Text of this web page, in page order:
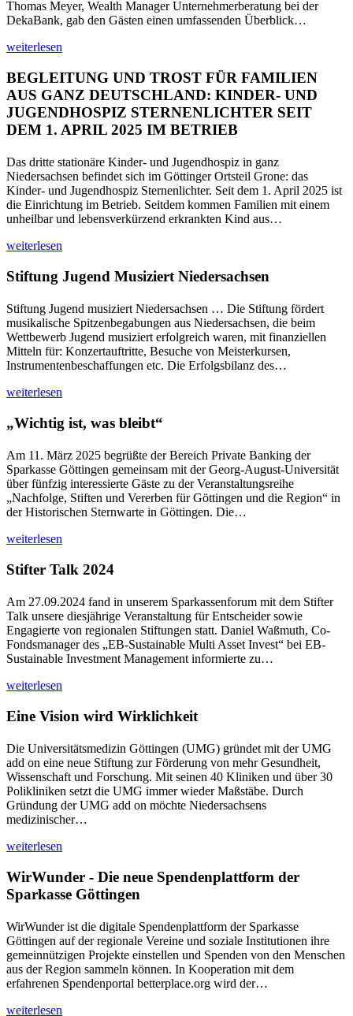
Thomas Meyer, Wealth Manager Unternehmerberatung bei der
DekaBank, gab den Gästen einen umfassenden Überblick…
weiterlesen
BEGLEITUNG UND TROST FÜR FAMILIEN
AUS GANZ DEUTSCHLAND: KINDER- UND
JUGENDHOSPIZ STERNENLICHTER SEIT
DEM 1. APRIL 2025 IM BETRIEB
Das dritte stationäre Kinder- und Jugendhospiz in ganz
Niedersachsen befindet sich im Göttinger Ortsteil Grone: das
Kinder- und Jugendhospiz Sternenlichter. Seit dem 1. April 2025 ist
die Einrichtung im Betrieb. Seitdem kommen Familien mit einem
unheilbar und lebensverkürzend erkrankten Kind aus…
weiterlesen
Stiftung Jugend Musiziert Niedersachsen
Stiftung Jugend musiziert Niedersachsen … Die Stiftung fördert
musikalische Spitzenbegabungen aus Niedersachsen, die beim
Wettbewerb Jugend musiziert erfolgreich waren, mit finanziellen
Mitteln für: Konzertauftritte, Besuche von Meisterkursen,
Instrumentenbeschaffungen etc. Die Erfolgsbilanz des…
weiterlesen
„Wichtig ist, was bleibt“
Am 11. März 2025 begrüßte der Bereich Private Banking der
Sparkasse Göttingen gemeinsam mit der Georg-August-Universität
über fünfzig interessierte Gäste zu der Veranstaltungsreihe
„Nachfolge, Stiften und Vererben für Göttingen und die Region“ in
der Historischen Sternwarte in Göttingen. Die…
weiterlesen
Stifter Talk 2024
Am 27.09.2024 fand in unserem Sparkassenforum mit dem Stifter
Talk unsere diesjährige Veranstaltung für Entscheider sowie
Engagierte von regionalen Stiftungen statt. Daniel Waßmuth, Co-
Fondsmanager des „EB-Sustainable Multi Asset Invest“ bei EB-
Sustainable Investment Management informierte zu…
weiterlesen
Eine Vision wird Wirklichkeit
Die Universitätsmedizin Göttingen (UMG) gründet mit der UMG
add on eine neue Stiftung zur Förderung von mehr Gesundheit,
Wissenschaft und Forschung. Mit seinen 40 Kliniken und über 30
Polikliniken setzt die UMG immer wieder Maßstäbe. Durch
Gründung der UMG add on möchte Niedersachsens
medizinischer…
weiterlesen
WirWunder - Die neue Spendenplattform der
Sparkasse Göttingen
WirWunder ist die digitale Spendenplattform der Sparkasse
Göttingen auf der regionale Vereine und soziale Institutionen ihre
gemeinnützigen Projekte einstellen und Spenden von den Menschen
aus der Region sammeln können. In Kooperation mit dem
erfahrenen Spendenportal betterplace.org wird der…
weiterlesen